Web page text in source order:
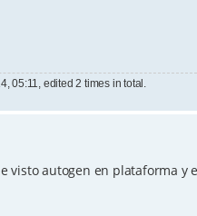
05:11, edited 2 times in total.
visto autogen en plataforma y